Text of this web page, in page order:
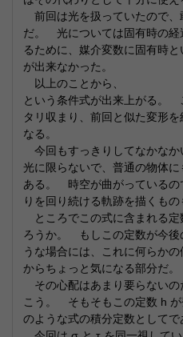
前回は光を扱っていたので、
だ。 光については固有時の経
るために、媒介変数に固有時
が出来なかった。
以上のことから、
という条件式が出来上がる。
タリ収まり、前回と似た変形
なる。
今回もすっきりしてなかな
光に限らないで、普通の物体
ある。 時空が曲がっているの
りを回り続ける軌跡を描くもの
ところでこの式に含まれる
ろうか。 もしこの定数が今後
うな場合には、これに何らか
からちょっと気になる部分だ。
その心配はあまり要らないの
こう。 そもそもこの定数 h
のような式の積分定数としてで